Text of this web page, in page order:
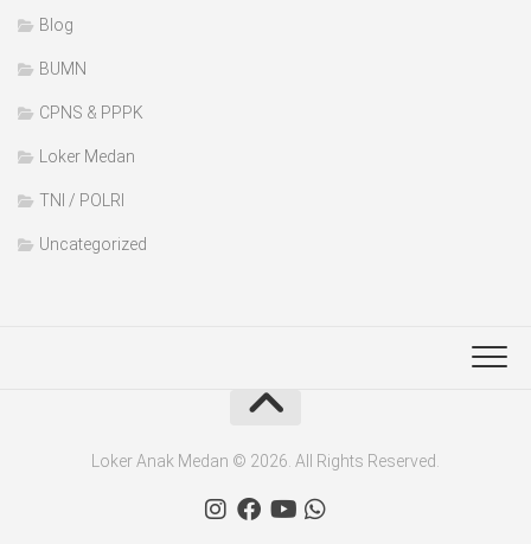
Blog
BUMN
CPNS & PPPK
Loker Medan
TNI / POLRI
Uncategorized
Loker Anak Medan © 2026. All Rights Reserved.